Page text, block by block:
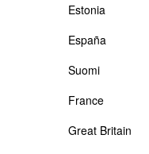
Estonia
España
Suomi
France
Great Britain